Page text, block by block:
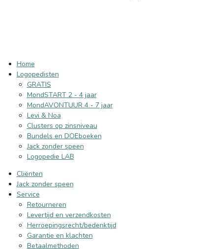
Home
Logopedisten
GRATIS
MondSTART 2 - 4 jaar
MondAVONTUUR 4 - 7 jaar
Levi & Noa
Clusters op zinsniveau
Bundels en DOEboeken
Jack zonder speen
Logopedie LAB
Cliënten
Jack zonder speen
Service
Retourneren
Levertijd en verzendkosten
Herroepingsrecht/bedenktijd
Garantie en klachten
Betaalmethoden